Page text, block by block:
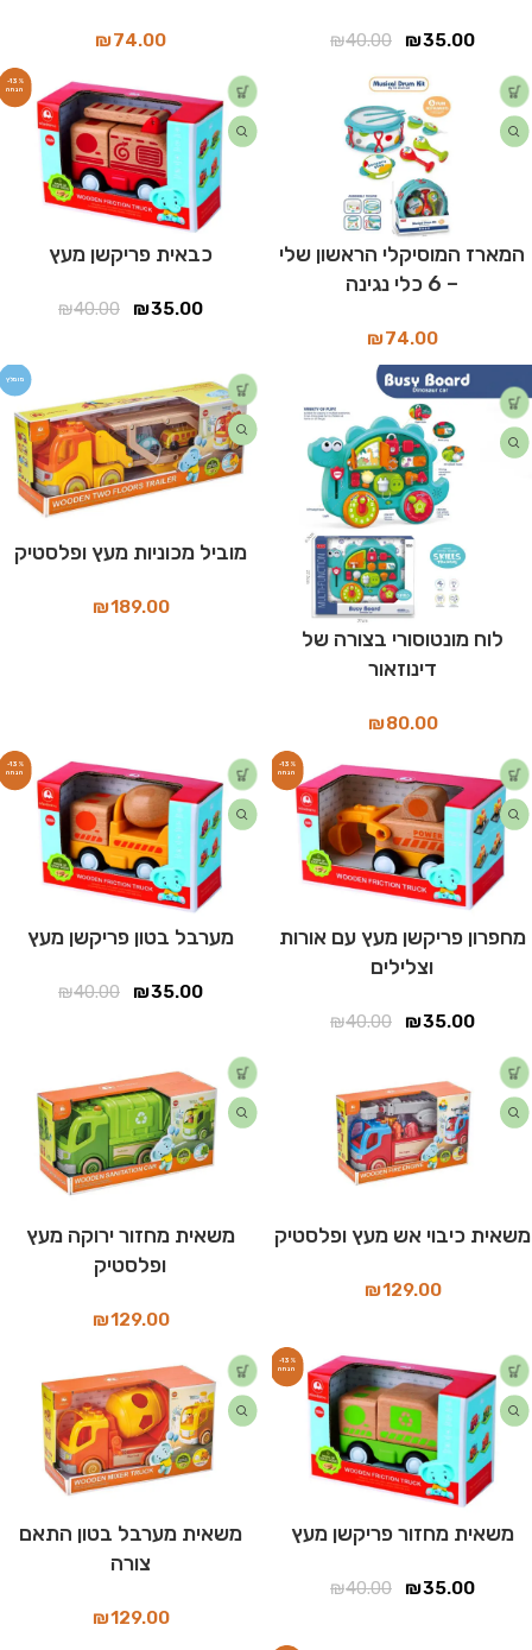
₪40.00 ₪35.00
₪74.00
המארז המוסיקלי הראשון שלי
– 6 כלי נגינה
₪74.00
-13%
כבאית פריקשן מעץ
₪40.00 ₪35.00
לוח מונטוסורי בצורה של
דינוזאור
₪80.00
מומלץ
מוביל מכוניות מעץ ופלסטיק
₪189.00
-13%
מחפרון פריקשן מעץ עם אורות
וצלילים
₪40.00 ₪35.00
-13%
מערבל בטון פריקשן מעץ
₪40.00 ₪35.00
משאית כיבוי אש מעץ ופלסטיק
₪129.00
משאית מחזור ירוקה מעץ
ופלסטיק
₪129.00
-13%
משאית מחזור פריקשן מעץ
₪40.00 ₪35.00
משאית מערבל בטון התאם
צורה
₪129.00